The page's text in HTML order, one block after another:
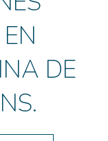
DE